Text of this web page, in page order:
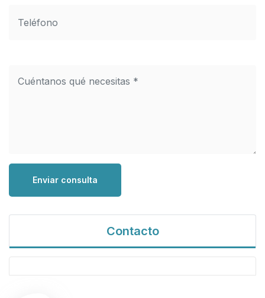
Enviar consulta
Contacto